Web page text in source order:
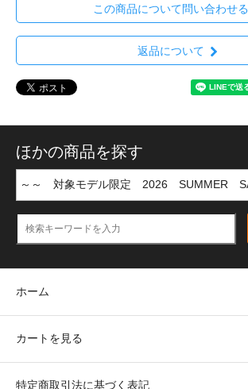
この商品について問い合わせる
返品について
ほかの商品を探す
ホーム
カートを見る
特定商取引法に基づく表記